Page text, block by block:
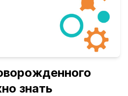
знать